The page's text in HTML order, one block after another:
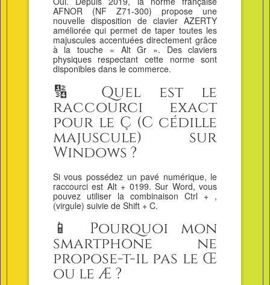
AFNOR (NF Z71-300) propose une
nouvelle disposition de clavier AZERTY
améliorée qui permet de taper toutes les
majuscules accentuées directement grâce
à la touche « Alt Gr ». Des claviers
physiques respectant cette norme sont
disponibles dans le commerce.
🔢 Quel est le
raccourci exact
pour le Ç (C cédille
majuscule) sur
Windows ?
Si vous possédez un pavé numérique, le
raccourci est Alt + 0199. Sur Word, vous
pouvez utiliser la combinaison Ctrl + ,
(virgule) suivie de Shift + C.
📱 Pourquoi mon
smartphone ne
propose-t-il pas le Œ
ou le Æ ?